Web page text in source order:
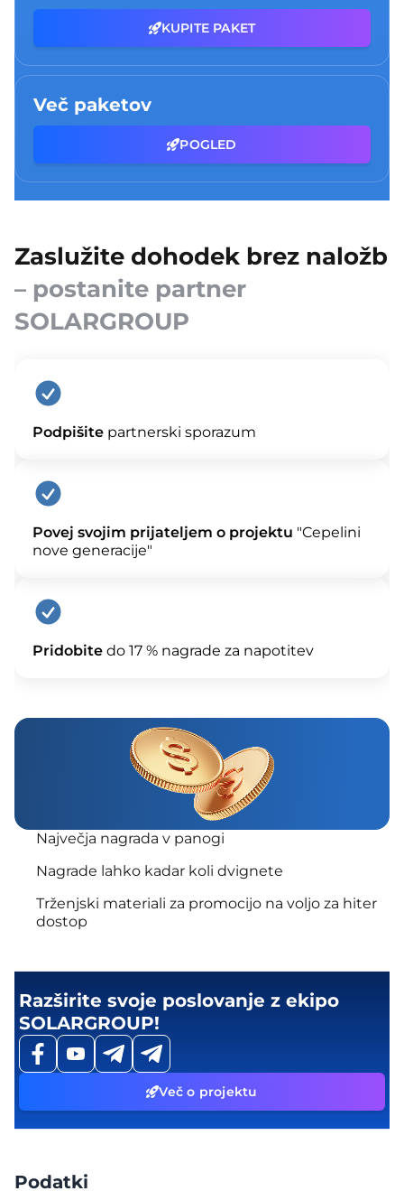
KUPITE PAKET
Več paketov
POGLED
Zaslužite dohodek brez naložb
– postanite partner
SOLARGROUP
Podpišite partnerski sporazum
Povej svojim prijateljem o projektu "Cepelini
nove generacije"
Pridobite do 17 % nagrade za napotitev
Največja nagrada v panogi
Nagrade lahko kadar koli dvignete
Trženjski materiali za promocijo na voljo za hiter
dostop
Razširite svoje poslovanje z ekipo
SOLARGROUP!
Več o projektu
Podatki